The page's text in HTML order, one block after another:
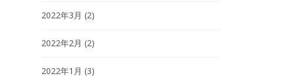
2022年3月 (2)
2022年2月 (2)
2022年1月 (3)